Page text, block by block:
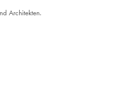
Architekten.